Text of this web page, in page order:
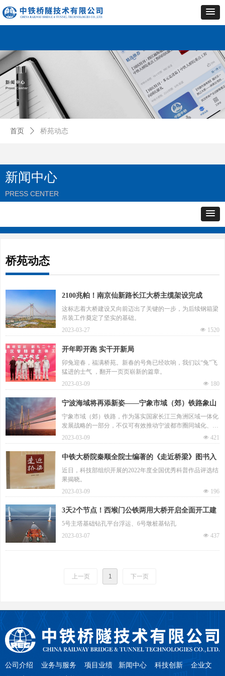
首页 ꄲ 桥苑动态
新闻中心
PRESS CENTER
桥苑动态
2100兆帕！南京仙新路长江大桥主缆架设完成
这标志着大桥建设又向前迈出了关键的一步，为后续钢箱梁
吊装工作奠定了坚实的基础。
넶 1520
2023-03-27
开年即开跑 实干开新局
卯兔迎春，福满桥苑。新春的号角已经吹响，我们以“兔”飞
猛进的士气 ，翻开一页页崭新的篇章。
넶 180
2023-03-09
宁波海域将再添新姿——宁象市域（郊）铁路象山
港跨海大桥南侧主桥正式开工
宁象市域（郊）铁路，作为落实国家长江三角洲区域一体化
发展战略的一部分，不仅可有效推动宁波都市圈同城化、一
体化发展，也将在提升居民出行服务质量、带动沿线用地开
发、注入城市发展等方面带来新动力。
넶 421
2023-03-09
中铁大桥院秦顺全院士编著的《走近桥梁》图书入
选2022年度全国优秀科普作品
近日，科技部组织开展的2022年度全国优秀科普作品评选结
果揭晓。
넶 196
2023-03-09
3天2个节点！西堠门公铁两用大桥开启全面开工建
设新阶段
5号主塔基础钻孔平台浮运、6号墩桩基钻孔
넶 437
2023-03-07
上一页 1 下一页
公司介绍 业务与服务 项目业绩 新闻中心 科技创新企业文